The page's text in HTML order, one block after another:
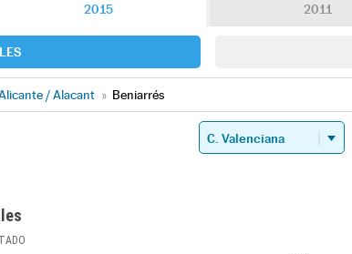
2015 2011
/ Alacant » Beniarrés